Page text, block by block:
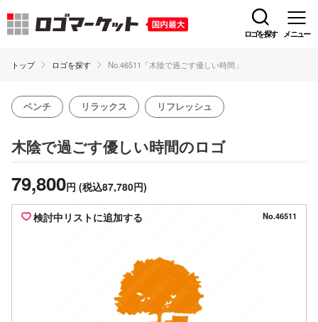
ロゴを探す メニュー
トップ ロゴを探す No.46511「木陰で過ごす優しい時間」
ベンチ リラックス リフレッシュ
木陰で過ごす優しい時間のロゴ
79,800円 (税込87,780円)
検討中リストに追加する No.46511